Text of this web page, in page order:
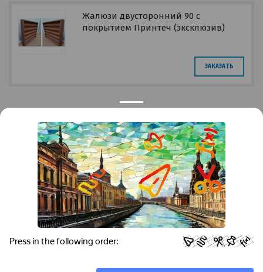
Жалюзи двусторонний 90 с
покрытием Принтеч (эксклюзив)
ЗАКАЗАТЬ
Контакты
Краснодар Тимашевск Темрюк
+7 (861) 298-41-90 +7 (861) 298-41-90
Российская, дом 269/10А
krov@krovsystem.com ЗАКАЗАТЬ ЗВОНОК